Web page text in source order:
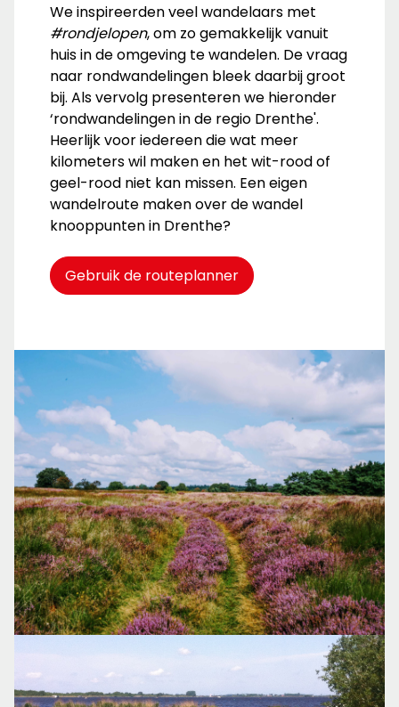
We inspireerden veel wandelaars met
#rondjelopen, om zo gemakkelijk vanuit
huis in de omgeving te wandelen. De vraag
naar rondwandelingen bleek daarbij groot
bij. Als vervolg presenteren we hieronder
‘rondwandelingen in de regio Drenthe'.
Heerlijk voor iedereen die wat meer
kilometers wil maken en het wit-rood of
geel-rood niet kan missen. Een eigen
wandelroute maken over de wandel
knooppunten in Drenthe?
Gebruik de routeplanner